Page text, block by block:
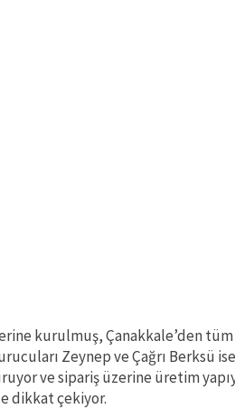
kurulmuş, Çanakkale’den
Zeynep ve Çağrı Berksü
ve sipariş üzerine üretim
dikkat çekiyor.